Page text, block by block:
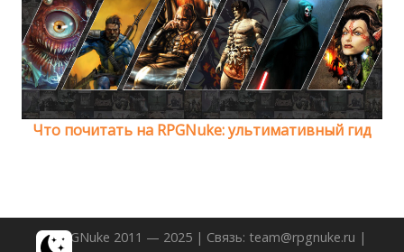
Что почитать на RPGNuke: ультимативный гид
© RPGNuke 2011 — 2025 | Связь: team@rpgnuke.ru |